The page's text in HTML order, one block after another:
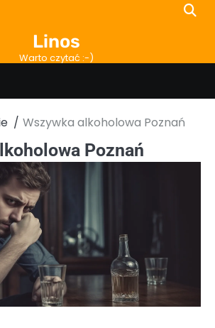
Linos
Warto czytać :-)
Wszywka alkoholowa Poznań
Poznań